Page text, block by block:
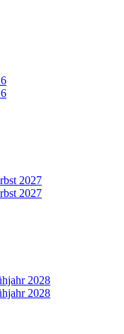
2027
2027
2028
2028